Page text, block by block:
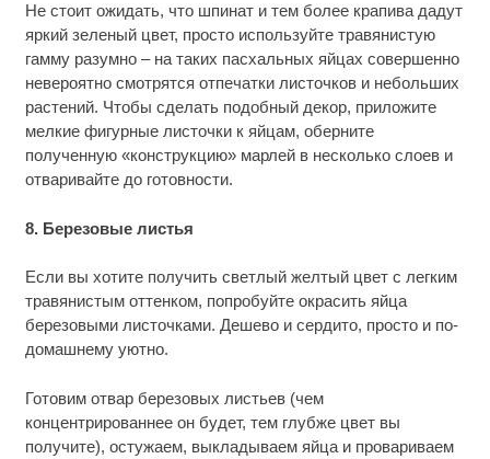
Не стоит ожидать, что шпинат и тем более крапива дадут
яркий зеленый цвет, просто используйте травянистую
гамму разумно – на таких пасхальных яйцах совершенно
невероятно смотрятся отпечатки листочков и небольших
растений. Чтобы сделать подобный декор, приложите
мелкие фигурные листочки к яйцам, оберните
полученную «конструкцию» марлей в несколько слоев и
отваривайте до готовности.
8. Березовые листья
Если вы хотите получить светлый желтый цвет с легким
травянистым оттенком, попробуйте окрасить яйца
березовыми листочками. Дешево и сердито, просто и по-
домашнему уютно.
Готовим отвар березовых листьев (чем
концентрированнее он будет, тем глубже цвет вы
получите), остужаем, выкладываем яйца и провариваем